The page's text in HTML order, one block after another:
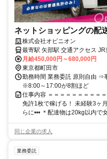
ネットショッピングの配
株式会社オピニオン
最寄駅 矢部駅 交通アクセス JR東日本横浜線 「矢部駅」より 徒歩27
分 配送エリア：東京都・神奈川
月給450,000円～680,000円
東京都町田市
勤務時間 業務委託 原則自由 ⇒
※8:00～17:00が8割ほど
仕事内容 ＝＝＝＝＝＝＝＝＝
免許1枚で稼げる！ 未経験3ヶ
らに••• ＊配達物は20kg以内で
同じ企業の求人
業務委託